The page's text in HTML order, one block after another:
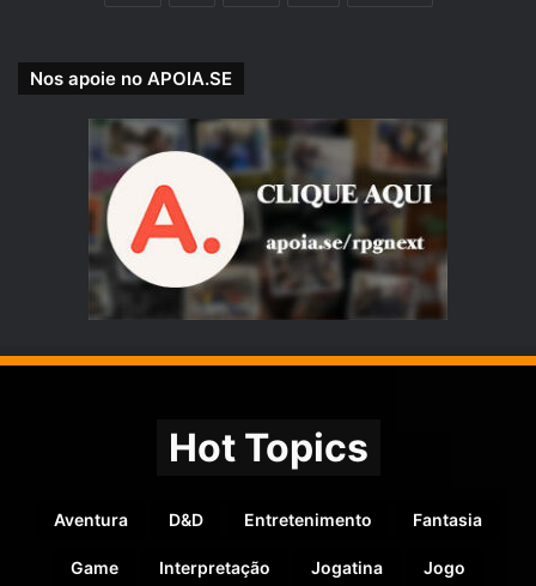
Nos apoie no APOIA.SE
Hot Topics
Aventura D&D Entretenimento Fantasia
Game Interpretação Jogatina Jogo